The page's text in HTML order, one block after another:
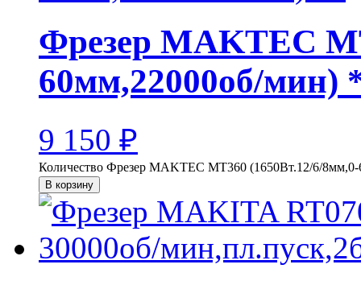
Фрезер MAKTEC
60мм,22000об/мин)
9 150 ₽
Количество Фрезер MAKTEC MT360 (1650Вт.12/6/
В корзину